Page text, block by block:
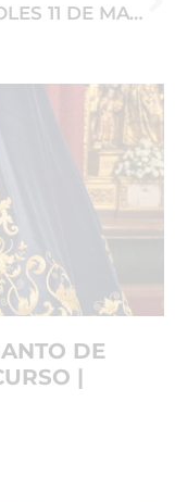
MIÉRCOLES 11 DE MAYO 6ª SESIÓN DEL «SEMINARIO DE FORMACIÓN ANTONIO DOMÍNGUEZ VALVERDE»
DE
|